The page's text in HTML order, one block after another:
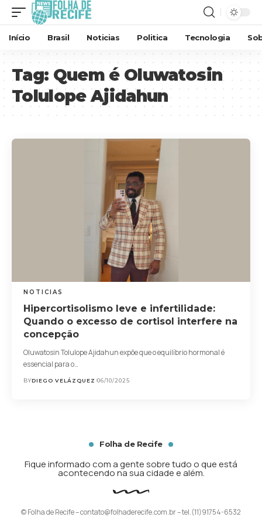
Início Brasil Noticias Politica Tecnologia
Tag: Quem é Oluwatosin
Tolulope Ajidahun
NOTICIAS
Hipercortisolismo leve e infertilidade:
Quando o excesso de cortisol interfere na
concepção
Oluwatosin Tolulope Ajidahun expõe que o equilíbrio hormonal é
essencial para o…
BYDIEGO VELÁZQUEZ 06/10/2025
Folha de Recife
Fique informado com a gente sobre tudo o que está
acontecendo na sua cidade e além.
© Folha de Recife –contato@folhaderecife.com.br– tel.(11)91754-6532